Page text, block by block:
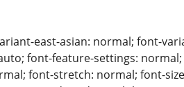
east-asian: normal; font-
font-feature-settings:
font-stretch: normal; font-